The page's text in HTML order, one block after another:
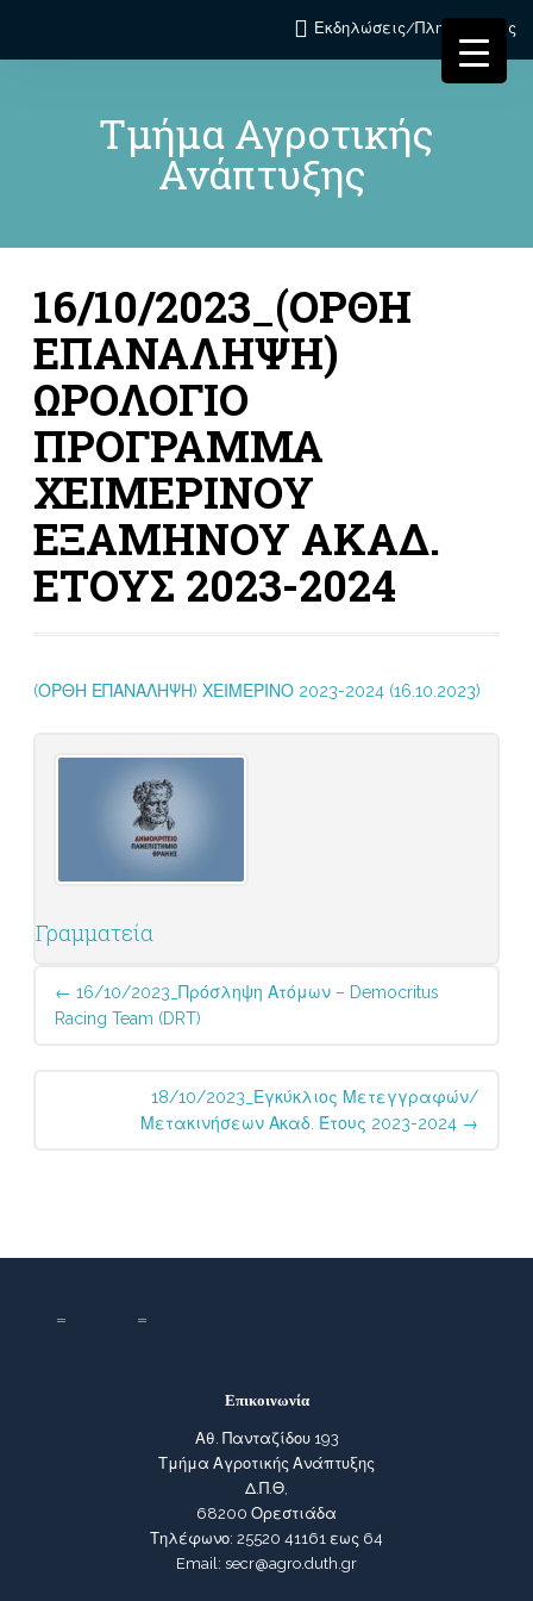
Εκδηλώσεις/Πληροφορίες
Τμήμα Αγροτικής
Ανάπτυξης
16/10/2023_(ΟΡΘΗ
ΕΠΑΝΑΛΗΨΗ)
ΩΡΟΛΟΓΙΟ
ΠΡΟΓΡΑΜΜΑ
ΧΕΙΜΕΡΙΝΟΥ
ΕΞΑΜΗΝΟΥ ΑΚΑΔ.
ΕΤΟΥΣ 2023-2024
(ΟΡΘΗ ΕΠΑΝΑΛΗΨΗ) ΧΕΙΜΕΡΙΝΟ 2023-2024 (16.10.2023)
Γραμματεία
Post
navigation
← 16/10/2023_Πρόσληψη Ατόμων – Democritus
Racing Team (DRT)
18/10/2023_Εγκύκλιος Μετεγγραφών/
Μετακινήσεων Ακαδ. Έτους 2023-2024 →
Επικοινωνία
Αθ. Πανταζίδου 193
Τμήμα Αγροτικής Ανάπτυξης
Δ.Π.Θ,
68200 Ορεστιάδα
Τηλέφωνο: 25520 41161 εως 64
Email: secr@agro.duth.gr